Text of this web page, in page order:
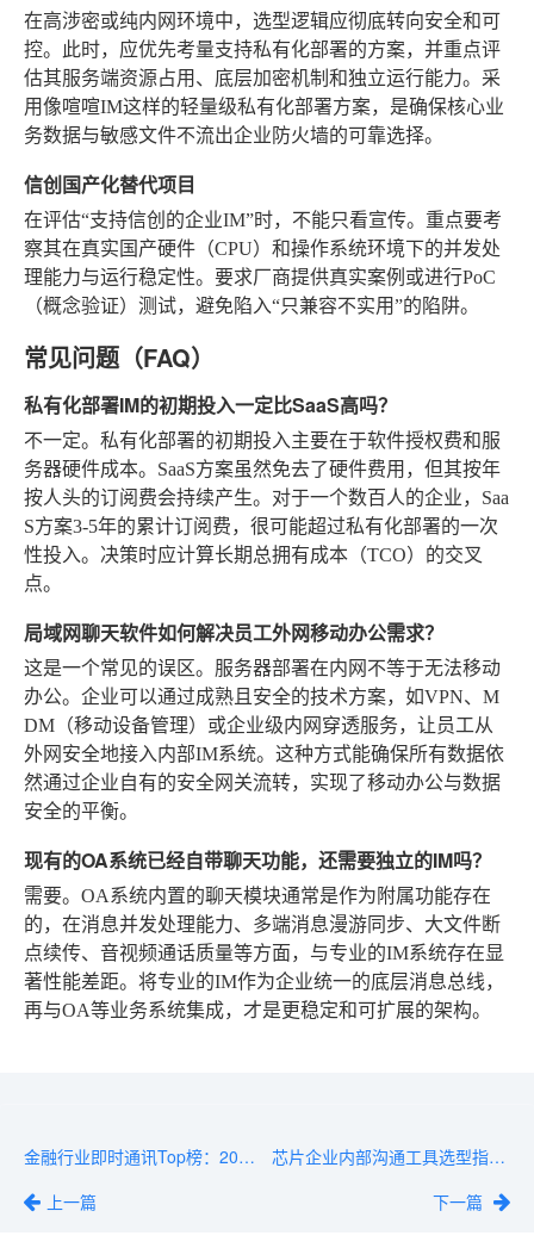
在高涉密或纯内网环境中，选型逻辑应彻底转向安全和可
控。此时，应优先考量支持私有化部署的方案，并重点评
估其服务端资源占用、底层加密机制和独立运行能力。采
用像喧喧IM这样的轻量级私有化部署方案，是确保核心业
务数据与敏感文件不流出企业防火墙的可靠选择。
信创国产化替代项目
在评估“支持信创的企业IM”时，不能只看宣传。重点要考
察其在真实国产硬件（CPU）和操作系统环境下的并发处
理能力与运行稳定性。要求厂商提供真实案例或进行PoC
（概念验证）测试，避免陷入“只兼容不实用”的陷阱。
常见问题（FAQ）
私有化部署IM的初期投入一定比SaaS高吗？
不一定。私有化部署的初期投入主要在于软件授权费和服
务器硬件成本。SaaS方案虽然免去了硬件费用，但其按年
按人头的订阅费会持续产生。对于一个数百人的企业，Saa
S方案3-5年的累计订阅费，很可能超过私有化部署的一次
性投入。决策时应计算长期总拥有成本（TCO）的交叉
点。
局域网聊天软件如何解决员工外网移动办公需求？
这是一个常见的误区。服务器部署在内网不等于无法移动
办公。企业可以通过成熟且安全的技术方案，如VPN、M
DM（移动设备管理）或企业级内网穿透服务，让员工从
外网安全地接入内部IM系统。这种方式能确保所有数据依
然通过企业自有的安全网关流转，实现了移动办公与数据
安全的平衡。
现有的OA系统已经自带聊天功能，还需要独立的IM吗？
需要。OA系统内置的聊天模块通常是作为附属功能存在
的，在消息并发处理能力、多端消息漫游同步、大文件断
点续传、音视频通话质量等方面，与专业的IM系统存在显
著性能差距。将专业的IM作为企业统一的底层消息总线，
再与OA等业务系统集成，才是更稳定和可扩展的架构。
金融行业即时通讯Top榜：2026年热门产品横向对比
上一篇
芯片企业内部沟通工具选型指南：从需求到落地的完整流程
下一篇